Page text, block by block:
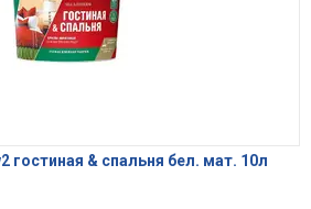
гостиная & спальня бел. мат. 10л